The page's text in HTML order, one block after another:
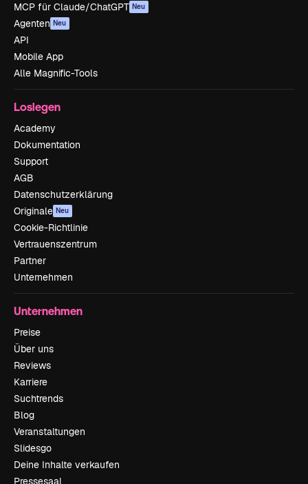
MCP für Claude/ChatGPT Neu
Agenten Neu
API
Mobile App
Alle Magnific-Tools
Loslegen
Academy
Dokumentation
Support
AGB
Datenschutzerklärung
Originale Neu
Cookie-Richtlinie
Vertrauenszentrum
Partner
Unternehmen
Unternehmen
Preise
Über uns
Reviews
Karriere
Suchtrends
Blog
Veranstaltungen
Slidesgo
Deine Inhalte verkaufen
Pressesaal